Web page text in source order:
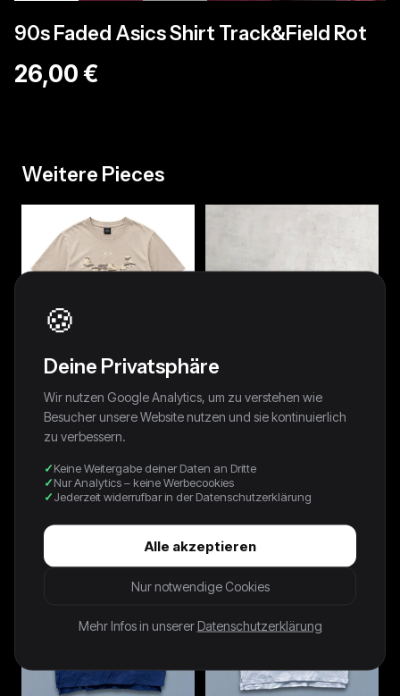
90s Faded Asics Shirt Track&Field Rot
26,00 €
Weitere Pieces
Oakley Camo Skull T-Shirt | S
MANS TEE - 1990S - L
120,00 €
🍪
Deine Privatsphäre
Wir nutzen Google Analytics, um zu verstehen wie
Besucher unsere Website nutzen und sie kontinuierlich
zu verbessern.
Keine Weitergabe deiner Daten an Dritte
Nur Analytics – keine Werbecookies
Jederzeit widerrufbar in der Datenschutzerklärung
Alle akzeptieren
Nur notwendige Cookies
Mehr Infos in unserer Datenschutzerklärung